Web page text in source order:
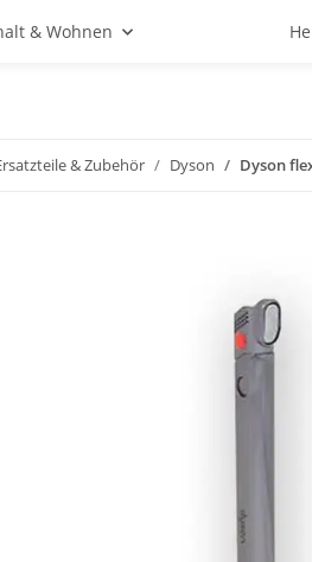
& Wohnen
& Zubehör Dyson Dyson